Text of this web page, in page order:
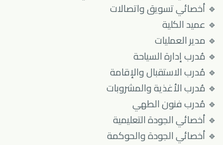
🔹 أخصائي تسويق واتصالات
🔹 عميد الكلية
🔹 مدير العمليات
🔹 مُدرب إدارة السياحة
🔹 مُدرب الاستقبال والإقامة
🔹 مُدرب الأغذية والمشروبات
🔹 مُدرب فنون الطهي
🔹 أخصائي الجودة التعليمية
🔹 أخصائي الجودة والحوكمة